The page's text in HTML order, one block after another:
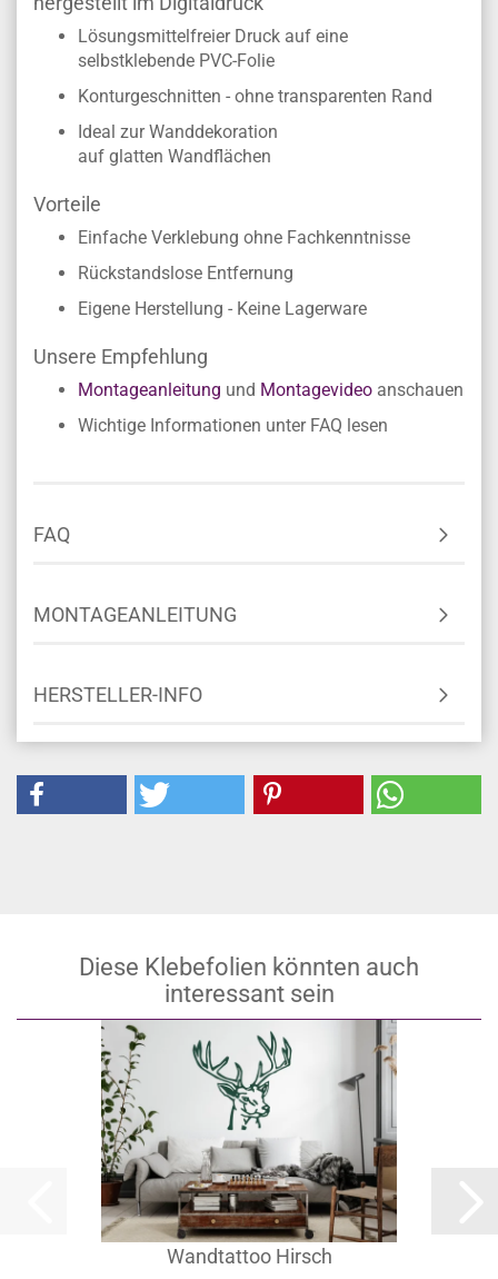
Lösungsmittelfreier Druck auf eine
selbstklebende PVC-Folie
Konturgeschnitten - ohne transparenten Rand
Ideal zur Wanddekoration
auf glatten Wandflächen
Vorteile
Einfache Verklebung ohne Fachkenntnisse
Rückstandslose Entfernung
Eigene Herstellung - Keine Lagerware
Unsere Empfehlung
Montageanleitung und Montagevideo anschauen
Wichtige Informationen unter FAQ lesen
FAQ
MONTAGEANLEITUNG
HERSTELLER-INFO
Diese Klebefolien könnten auch
interessant sein
Wandtattoo Hirsch